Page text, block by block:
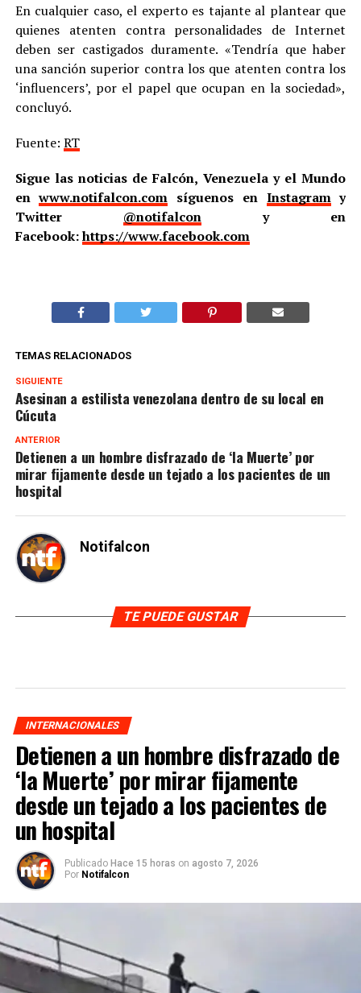
En cualquier caso, el experto es tajante al plantear que
quienes atenten contra personalidades de Internet
deben ser castigados duramente. «Tendría que haber
una sanción superior contra los que atenten contra los
‘influencers’, por el papel que ocupan en la sociedad»,
concluyó.
Fuente: RT
Sigue las noticias de Falcón, Venezuela y el Mundo
enwww.notifalcon.com síguenos en Instagramy
Twitter @notifalcony en
Facebook:https://www.facebook.com
TEMAS RELACIONADOS
SIGUIENTE
Asesinan a estilista venezolana dentro de su local en
Cúcuta
ANTERIOR
Detienen a un hombre disfrazado de ‘la Muerte’ por
mirar fijamente desde un tejado a los pacientes de un
hospital
Notifalcon
TE PUEDE GUSTAR
INTERNACIONALES
Detienen a un hombre disfrazado de
‘la Muerte’ por mirar fijamente
desde un tejado a los pacientes de
un hospital
Publicado Hace 15 horas on agosto 7, 2026
Por Notifalcon